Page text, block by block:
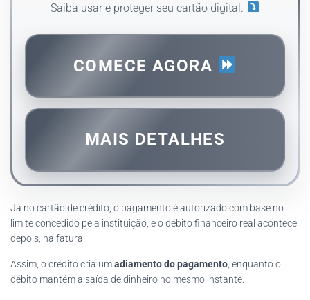
Saiba usar e proteger seu cartão digital.
COMECE AGORA
MAIS DETALHES
Já no cartão de crédito, o pagamento é autorizado com base no
limite concedido pela instituição, e o débito financeiro real acontece
depois, na fatura.
Assim, o crédito cria umadiamento do pagamento , enquanto o
débito mantém a saída de dinheiro no mesmo instante.